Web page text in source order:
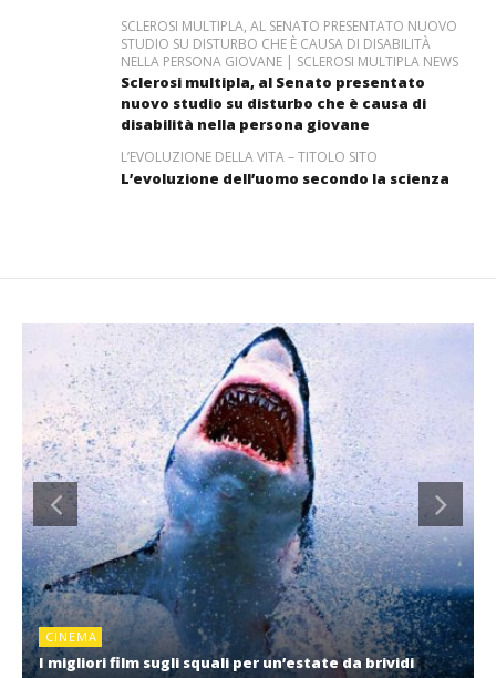
SCLEROSI MULTIPLA, AL SENATO PRESENTATO NUOVO
STUDIO SU DISTURBO CHE È CAUSA DI DISABILITÀ
NELLA PERSONA GIOVANE | SCLEROSI MULTIPLA NEWS
Sclerosi multipla, al Senato presentato
nuovo studio su disturbo che è causa di
disabilità nella persona giovane
L’EVOLUZIONE DELLA VITA – TITOLO SITO
L’evoluzione dell’uomo secondo la scienza
CINEMA
I migliori film sugli squali per un’estate da brividi